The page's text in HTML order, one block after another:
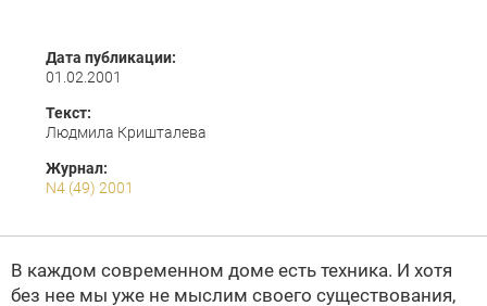
Дата публикации:
01.02.2001
Текст:
Людмила Кришталева
Журнал:
N4 (49) 2001
В каждом современном доме есть техника. И хотя
без нее мы уже не мыслим своего существования,